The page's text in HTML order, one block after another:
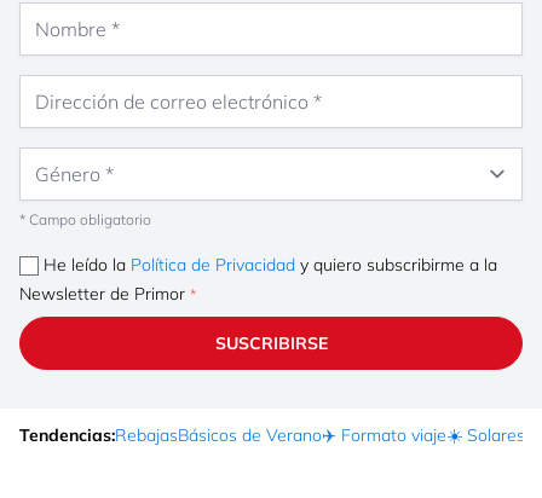
* Campo obligatorio
He leído la Política de Privacidad y quiero subscribirme a la
Newsletter de Primor
SUSCRIBIRSE
Tendencias:RebajasBásicos de Verano✈️ Formato viaje☀️ Solares